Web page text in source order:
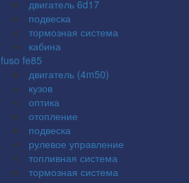
двигатель 6d17
подвеска
тормозная система
кабина
fuso fe85
двигатель (4m50)
кузов
оптика
отопление
подвеска
рулевое управление
топливная система
тормозная система